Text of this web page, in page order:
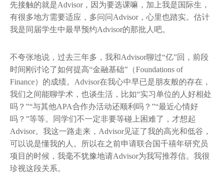
先接触的就是Advisor，因为要选课嘛，加上我是国际生，
有很多地方需要适应，多问问Advisor，心里也踏实。估计
我是同届学生中最早预约Advisor的那批人吧。
不夸张地说，过去三年多，我和Advisor聊过“亿”回，前段
时间刚讨论了如何提高“金融基础”（Foundations of
Finance）的成绩。Advisor在我心中早已是朋友般的存在，
我们之间能聊学术，也谈生活，比如“实习单位的人好相处
吗？”“与其他APA合作办活动还顺利吗？”“最近心情好
吗？”等等。同学们不一定非要等碰上困难了，才想起
Advisor。我这一路走来，Advisor见证了我的高光和低谷，
可以说是懂我的人。所以在之前申请联合国千禧年研究员
项目的时候，我毫不犹豫地请Advisor为我写推荐信。我很
珍视这段关系。